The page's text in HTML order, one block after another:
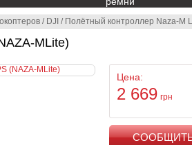
/ DJI / Полётный контроллер Naza-M
MLite)
Цена:
2 669 грн